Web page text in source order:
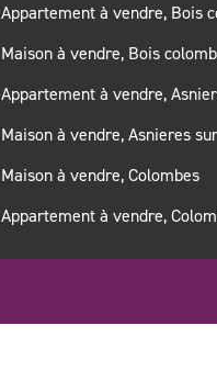
Appartement à vendre, Bois
Maison à vendre, Bois
Appartement à vendre,
Maison à vendre, Asnieres
Maison à vendre, Colombes
Appartement à vendre,